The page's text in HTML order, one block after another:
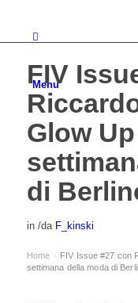
Menu
FIV
Glow
di
in /da F_kinski
Home › FIV Issue #27 con
settimana della moda di